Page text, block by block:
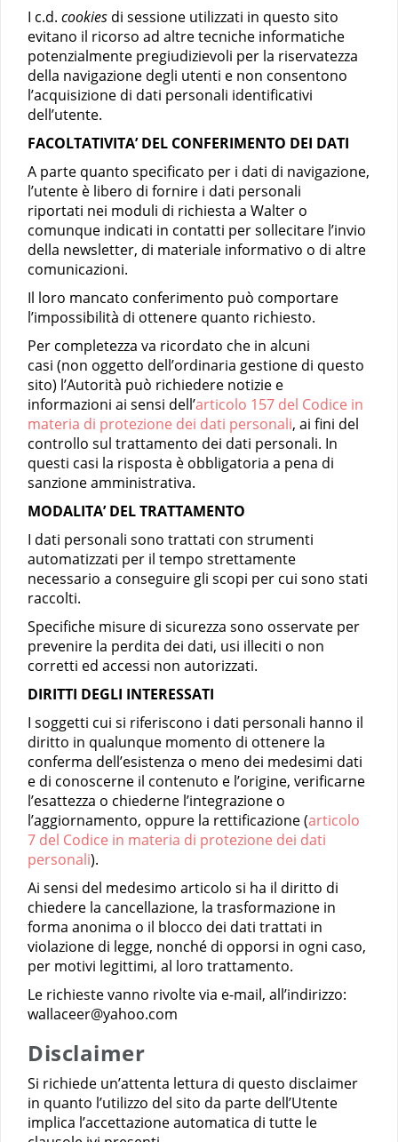
I c.d. cookies di sessione utilizzati in questo sito
evitano il ricorso ad altre tecniche informatiche
potenzialmente pregiudizievoli per la riservatezza
della navigazione degli utenti e non consentono
l’acquisizione di dati personali identificativi
dell’utente.
FACOLTATIVITA’ DEL CONFERIMENTO DEI DATI
A parte quanto specificato per i dati di navigazione,
l’utente è libero di fornire i dati personali
riportati nei moduli di richiesta a Walter o
comunque indicati in contatti per sollecitare l’invio
della newsletter, di materiale informativo o di altre
comunicazioni.
Il loro mancato conferimento può comportare
l’impossibilità di ottenere quanto richiesto.
Per completezza va ricordato che in alcuni
casi (non oggetto dell’ordinaria gestione di questo
sito) l’Autorità può richiedere notizie e
informazioni ai sensi dell’articolo 157 del Codice in
materia di protezione dei dati personali, ai fini del
controllo sul trattamento dei dati personali. In
questi casi la risposta è obbligatoria a pena di
sanzione amministrativa.
MODALITA’ DEL TRATTAMENTO
I dati personali sono trattati con strumenti
automatizzati per il tempo strettamente
necessario a conseguire gli scopi per cui sono stati
raccolti.
Specifiche misure di sicurezza sono osservate per
prevenire la perdita dei dati, usi illeciti o non
corretti ed accessi non autorizzati.
DIRITTI DEGLI INTERESSATI
I soggetti cui si riferiscono i dati personali hanno il
diritto in qualunque momento di ottenere la
conferma dell’esistenza o meno dei medesimi dati
e di conoscerne il contenuto e l’origine, verificarne
l’esattezza o chiederne l’integrazione o
l’aggiornamento, oppure la rettificazione (articolo
7 del Codice in materia di protezione dei dati
personali).
Ai sensi del medesimo articolo si ha il diritto di
chiedere la cancellazione, la trasformazione in
forma anonima o il blocco dei dati trattati in
violazione di legge, nonché di opporsi in ogni caso,
per motivi legittimi, al loro trattamento.
Le richieste vanno rivoltevia e-mail, all’indirizzo:
wallaceer@yahoo.com
Disclaimer
Si richiede un’attenta lettura di questo disclaimer
in quanto l’utilizzo del sito da parte dell’Utente
implica l’accettazione automatica di tutte le